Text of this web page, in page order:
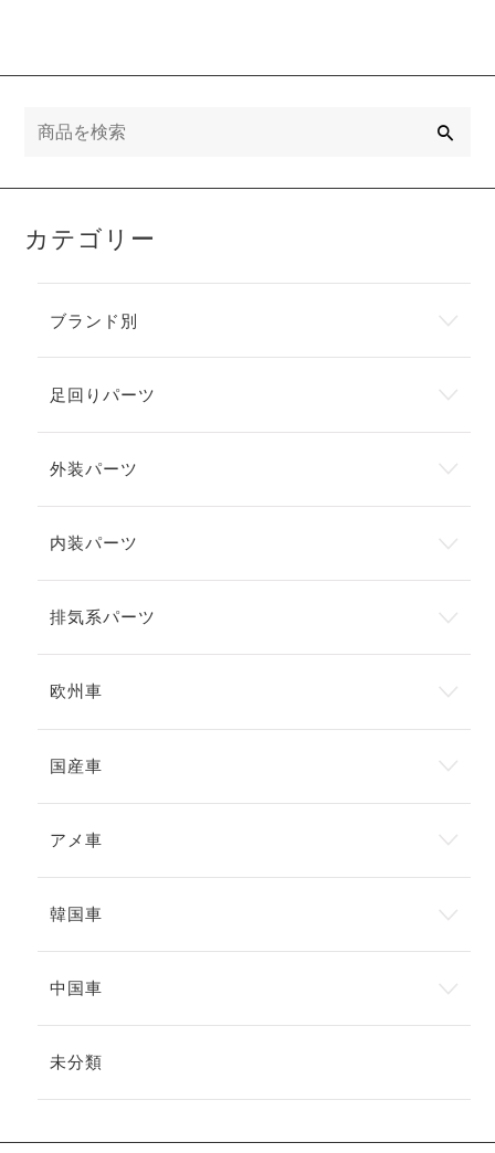
カテゴリー
ブランド別
足回りパーツ
外装パーツ
内装パーツ
排気系パーツ
欧州車
国産車
アメ車
韓国車
中国車
未分類